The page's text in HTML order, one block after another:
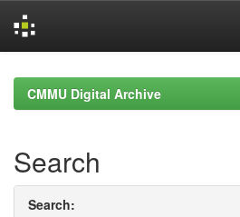
navigationCMMU Digital Archive
Search
Search: